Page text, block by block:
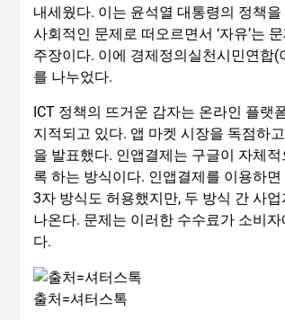
내세웠다. 이는 윤석열 대통령의 정책
사회적인 문제로 떠오르면서 ‘자유’는
주장이다. 이에 경제정의실천시민연합
를 나누었다.
ICT 정책의 뜨거운 감자는 온라인 플랫
지적되고 있다. 앱 마켓 시장을 독점하
을 발표했다. 인앱결제는 구글이 자체
록 하는 방식이다. 인앱결제를 이용하
3자 방식도 허용했지만, 두 방식 간 사
나온다. 문제는 이러한 수수료가 소비
다.
출처=셔터스톡